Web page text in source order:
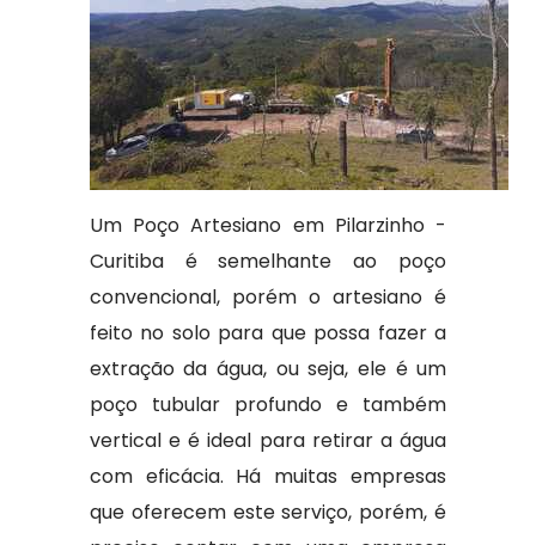
Um Poço Artesiano em Pilarzinho -
Curitiba é semelhante ao poço
convencional, porém o artesiano é
feito no solo para que possa fazer a
extração da água, ou seja, ele é um
poço tubular profundo e também
vertical e é ideal para retirar a água
com eficácia. Há muitas empresas
que oferecem este serviço, porém, é